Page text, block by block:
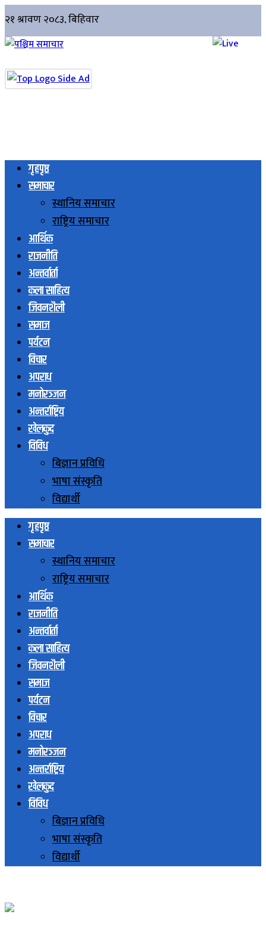
गृहपृष्ठ
समाचार
स्थानिय समाचार
राष्ट्रिय समाचार
आर्थिक
राजनीति
अन्तर्वार्ता
कला साहित्य
जिवनशैली
समाज
पर्यटन
विचार
अपराध
मनोरञ्जन
अन्तर्राष्ट्रिय
खेलकुद
विविध
बिज्ञान प्रविधि
भाषा संस्कृति
विद्यार्थी
गृहपृष्ठ
समाचार
स्थानिय समाचार
राष्ट्रिय समाचार
आर्थिक
राजनीति
अन्तर्वार्ता
कला साहित्य
जिवनशैली
समाज
पर्यटन
विचार
अपराध
मनोरञ्जन
अन्तर्राष्ट्रिय
खेलकुद
विविध
बिज्ञान प्रविधि
भाषा संस्कृति
विद्यार्थी